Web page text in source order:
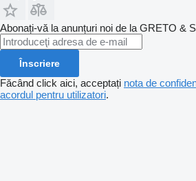
Abonați-vă la anunțuri noi de la GRETO &
Înscriere
Făcând click aici, acceptați nota de
acordul pentru utilizatori.